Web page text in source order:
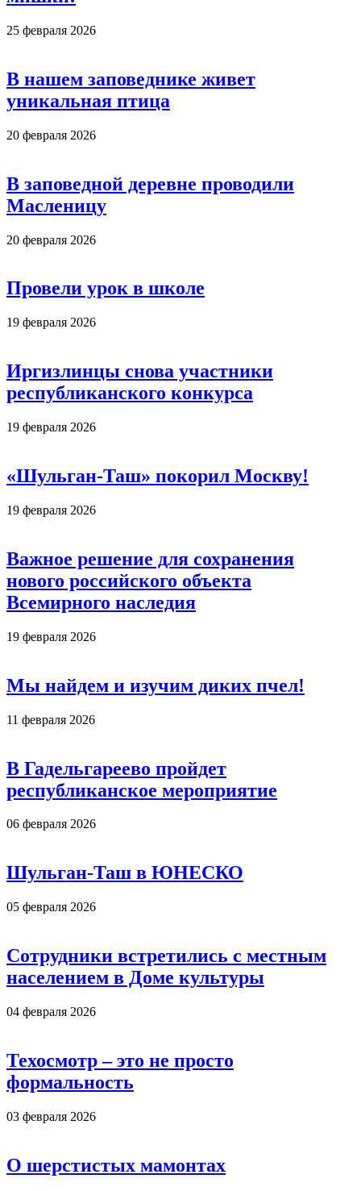
25 февраля 2026
В нашем заповеднике живет
уникальная птица
20 февраля 2026
В заповедной деревне проводили
Масленицу
20 февраля 2026
Провели урок в школе
19 февраля 2026
Иргизлинцы снова участники
республиканского конкурса
19 февраля 2026
«Шульган-Таш» покорил Москву!
19 февраля 2026
Важное решение для сохранения
нового российского объекта
Всемирного наследия
19 февраля 2026
Мы найдем и изучим диких пчел!
11 февраля 2026
В Гадельгареево пройдет
республиканское мероприятие
06 февраля 2026
Шульган-Таш в ЮНЕСКО
05 февраля 2026
Сотрудники встретились с местным
населением в Доме культуры
04 февраля 2026
Техосмотр – это не просто
формальность
03 февраля 2026
О шерстистых мамонтах